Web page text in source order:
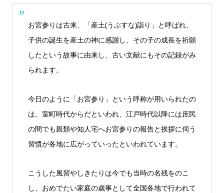
お宮参りは古来、「産土(うぶすな)詣り」と呼ばれ、
子供の誕生を産土の神に感謝し、その子の成長を祈願
したという故事に由来し、古い文献にもその記録がみ
られます。
今日のように「お宮参り」という呼称が用いられたの
は、室町時代からだといわれ、江戸時代以降には庶民
の間でも親類や知人宅へお宮参りの報告と挨拶に伺う
習慣が各地に広がっていったといわれています。
こうした風習やしきたりは今でも当時の名残をのこ
し、おめでたい家庭の歳事として全国各地で行われて